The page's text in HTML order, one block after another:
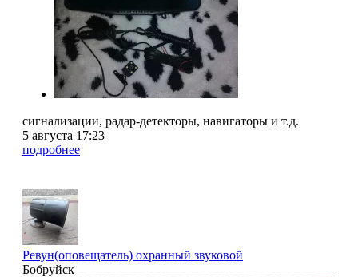
сигнализации, радар-детекторы, навигаторы и т.д.
5 августа 17:23
подробнее
Ревун(оповещатель) охранный звуковой
Бобруйск